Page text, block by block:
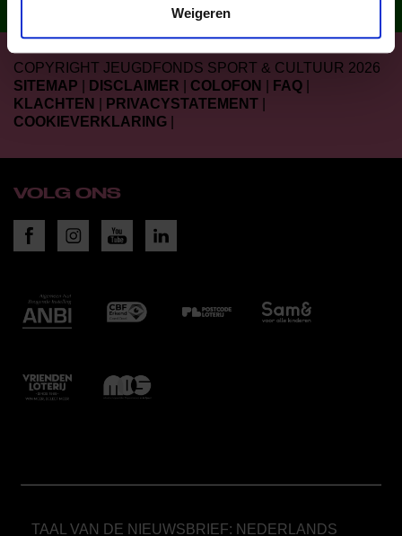
Weigeren
COPYRIGHT JEUGDFONDS SPORT & CULTUUR 2026
SITEMAP
DISCLAIMER COLOFON FAQ
KLACHTEN
PRIVACYSTATEMENT
COOKIEVERKLARING
VOLG ONS
TAAL VAN DE NIEUWSBRIEF: NEDERLANDS